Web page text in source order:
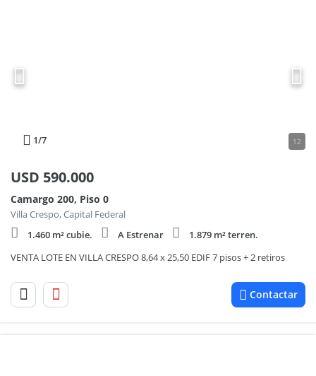
1/7 12
USD 590.000
Camargo 200, Piso 0
Villa Crespo, Capital Federal
1.460 m² cubie.
A Estrenar
1.879 m² terren.
VENTA LOTE EN VILLA CRESPO 8,64 x 25,50 EDIF 7 pisos + 2 retiros
Contactar